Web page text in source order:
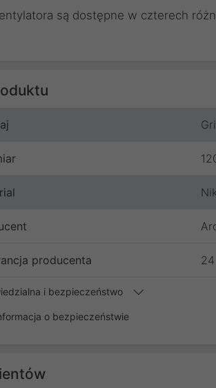
są dostępne w czterech
producenta
i bezpieczeństwo
o bezpieczeństwie